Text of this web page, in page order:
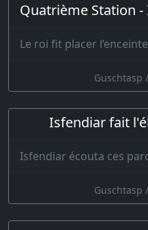
Guschtasp
Isfendiar fait
Guschtasp